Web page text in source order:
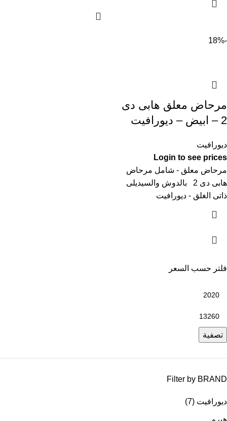
فلتر حسب السعر
تصفية
Filter by BRAND
ديورافيت (7)
-18%
مرحاض معلق هابى دى
2 – ابيض – ديورافيت
ديورافيت
Login to see prices
مرحاض معلق - شامل مرحاض
هابى دى 2 بالدوش والسيديلى
ذاتى الغلق - ديورافيت
هيرو